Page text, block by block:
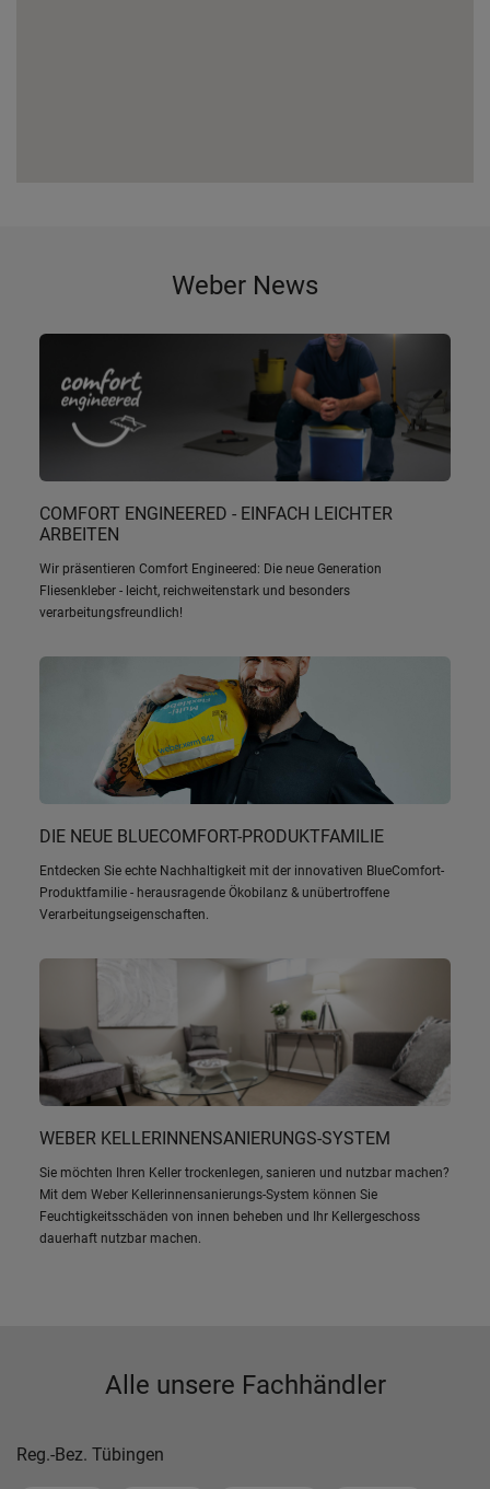
Weber News
COMFORT ENGINEERED - EINFACH LEICHTER
ARBEITEN
Wir präsentieren Comfort Engineered: Die neue Generation
Fliesenkleber - leicht, reichweitenstark und besonders
verarbeitungsfreundlich!
DIE NEUE BLUECOMFORT-PRODUKTFAMILIE
Entdecken Sie echte Nachhaltigkeit mit der innovativen BlueComfort-
Produktfamilie - herausragende Ökobilanz & unübertroffene
Verarbeitungseigenschaften.
WEBER KELLERINNENSANIERUNGS-SYSTEM
Sie möchten Ihren Keller trockenlegen, sanieren und nutzbar machen?
Mit dem Weber Kellerinnensanierungs-System können Sie
Feuchtigkeitsschäden von innen beheben und Ihr Kellergeschoss
dauerhaft nutzbar machen.
Alle unsere Fachhändler
Reg.-Bez. Tübingen